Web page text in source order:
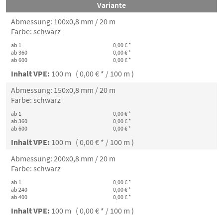
Variante
Abmessung: 100x0,8 mm / 20 m
Farbe: schwarz
ab 1
0,00 € *
ab 360
0,00 € *
ab 600
0,00 € *
Inhalt VPE: 100 m ( 0,00 € * / 100 m )
Abmessung: 150x0,8 mm / 20 m
Farbe: schwarz
ab 1
0,00 € *
ab 360
0,00 € *
ab 600
0,00 € *
Inhalt VPE: 100 m ( 0,00 € * / 100 m )
Abmessung: 200x0,8 mm / 20 m
Farbe: schwarz
ab 1
0,00 € *
ab 240
0,00 € *
ab 400
0,00 € *
Inhalt VPE: 100 m ( 0,00 € * / 100 m )